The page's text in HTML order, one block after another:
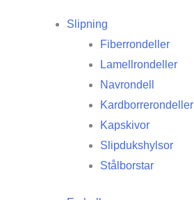
Slipning
Fiberrondeller
Lamellrondeller
Navrondell
Kardborrerondeller
Kapskivor
Slipdukshylsor
Stålborstar